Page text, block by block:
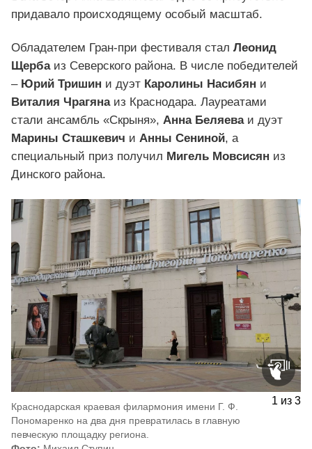
придавало происходящему особый масштаб.
Обладателем Гран-при фестиваля стал Леонид
Щербаиз Северского района. В числе победителей
– Юрий Тришин и дуэт Каролины Насибян и
Виталия Чрагянаиз Краснодара. Лауреатами
стали ансамбль «Скрыня», Анна Беляеваи дуэт
Марины Сташкевич и Анны Сениной, а
специальный приз получил Мигель Мовсисян из
Динского района.
Краснодарская краевая филармония имени Г. Ф.
Пономаренко на два дня превратилась в главную
певческую площадку региона.
1 из 3